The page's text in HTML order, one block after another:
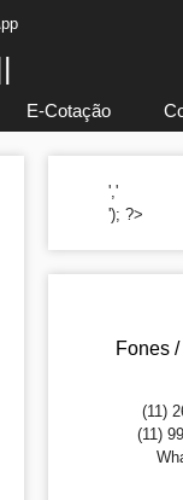
E-Cotação
','
'); ?>
Fones
(11)
(11)